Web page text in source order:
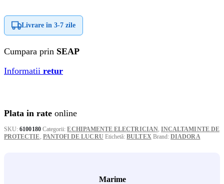
Livrare în 3-7 zile
Cumpara prin SEAP
Informatii retur
Plata in rate online
SKU:6100180 Categorii:ECHIPAMENTE ELECTRICIAN, INCALTAMINTE DE
PROTECTIE PANTOFI DE LUCRU Etichetă:BULTEX Brand:DIADORA
Marime